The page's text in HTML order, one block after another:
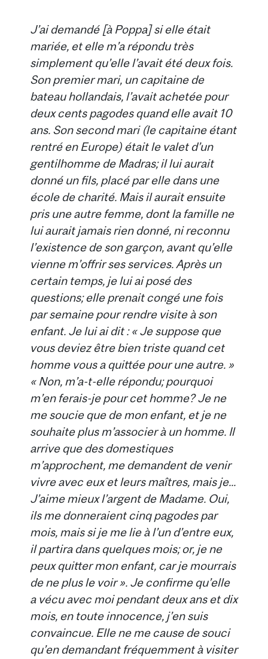
J’ai demandé [à Poppa] si elle était
mariée, et elle m’a répondu très
simplement qu’elle l’avait été deux fois.
Son premier mari, un capitaine de
bateau hollandais, l’avait achetée pour
deux cents pagodes quand elle avait 10
ans. Son second mari (le capitaine étant
rentré en Europe) était le valet d’un
gentilhomme de Madras; il lui aurait
donné un fils, placé par elle dans une
école de charité. Mais il aurait ensuite
pris une autre femme, dont la famille ne
lui aurait jamais rien donné, ni reconnu
l’existence de son garçon, avant qu’elle
vienne m’offrir ses services. Après un
certain temps, je lui ai posé des
questions; elle prenait congé une fois
par semaine pour rendre visite à son
enfant. Je lui ai dit : « Je suppose que
vous deviez être bien triste quand cet
homme vous a quittée pour une autre. »
« Non, m’a-t-elle répondu; pourquoi
m’en ferais-je pour cet homme? Je ne
me soucie que de mon enfant, et je ne
souhaite plus m’associer à un homme. Il
arrive que des domestiques
m’approchent, me demandent de venir
vivre avec eux et leurs maîtres, mais je...
J’aime mieux l’argent de Madame. Oui,
ils me donneraient cinq pagodes par
mois, mais si je me lie à l’un d’entre eux,
il partira dans quelques mois; or, je ne
peux quitter mon enfant, car je mourrais
de ne plus le voir ». Je confirme qu’elle
a vécu avec moi pendant deux ans et dix
mois, en toute innocence, j’en suis
convaincue. Elle ne me cause de souci
qu’en demandant fréquemment à visiter